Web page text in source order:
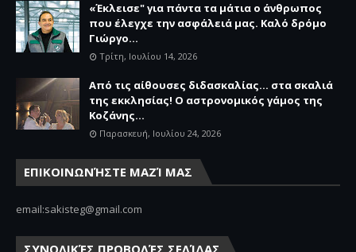
«Έκλεισε" για πάντα τα μάτια ο άνθρωπος
που έλεγχε την ασφάλειά μας. Καλό δρόμο
Γιώργο...
Τρίτη, Ιουλίου 14, 2026
Από τις αίθουσες διδασκαλίας… στα σκαλιά
της εκκλησίας! Ο αστρονομικός γάμος της
Κοζάνης...
Παρασκευή, Ιουλίου 24, 2026
ΕΠΙΚΟΙΝΩΝΉΣΤΕ ΜΑΖΊ ΜΑΣ
email:sakisteg@gmail.com